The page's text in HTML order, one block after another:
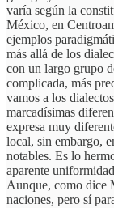
varía según la
México, en
ejemplos
más allá de los
con un largo grupo
complicada, más
vamos a los
marcadísimas
expresa muy
local, sin embargo,
notables. Es lo
aparente
Aunque, como dice
naciones, pero sí